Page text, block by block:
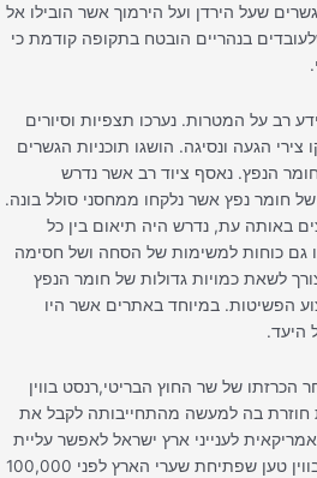
שעל הירדן ועל הירמוך אשר הובילו אל
בנהריים הובטח בתקופה קודמת כי
רב על המטרות. נערכו תצפיות וסיורים
הגעה ונסיגה. הושגו תוכניות הגשרים
הנפץ. נאסף ציוד רב אשר נדרש
חומר נפץ אשר נלקחו ממחסני סולל בונה.
באותה עת, נדרש היה תיאום בין כל
גם כוחות למשימות של הסחה ושל חסימה
לשאת כמויות גדולות של חומר הנפץ
הפשיטות. במיוחד באתרים אשר היו
היעד.
הכרזתו של שר החוץ הבריטי,רנסט בווין
חוזרת בה למעשה מהתחייבותה לקבל את
לענייני ארץ ישראל לאפשר עליית
100,000 יהודים לארץ ישראל. בווין טען שפתיחת שערי הארץ לפני 100,000